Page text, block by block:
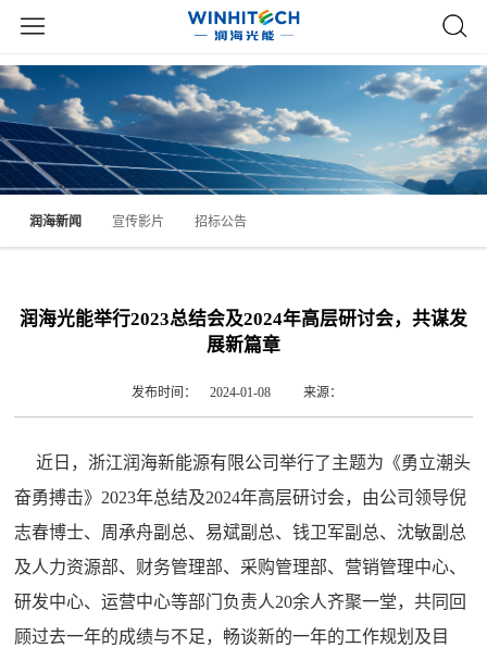
润海新闻 宣传影片 招标公告
润海光能举行2023总结会及2024年高层研讨会，共谋发
展新篇章
发布时间： 2024-01-08 来源：
近日，浙江润海新能源有限公司举行了主题为《勇立潮头
奋勇搏击》2023年总结及2024年高层研讨会，由公司领导倪
志春博士、周承舟副总、易斌副总、钱卫军副总、沈敏副总
及人力资源部、财务管理部、采购管理部、营销管理中心、
研发中心、运营中心等部门负责人20余人齐聚一堂，共同回
顾过去一年的成绩与不足，畅谈新的一年的工作规划及目